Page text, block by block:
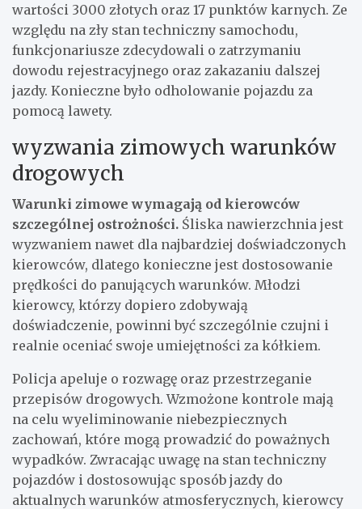
wartości 3000 złotych oraz 17 punktów karnych. Ze
względu na zły stan techniczny samochodu,
funkcjonariusze zdecydowali o zatrzymaniu
dowodu rejestracyjnego oraz zakazaniu dalszej
jazdy. Konieczne było odholowanie pojazdu za
pomocą lawety.
wyzwania zimowych warunków
drogowych
Warunki zimowe wymagają od kierowców
szczególnej ostrożności. Śliska nawierzchnia jest
wyzwaniem nawet dla najbardziej doświadczonych
kierowców, dlatego konieczne jest dostosowanie
prędkości do panujących warunków. Młodzi
kierowcy, którzy dopiero zdobywają
doświadczenie, powinni być szczególnie czujni i
realnie oceniać swoje umiejętności za kółkiem.
Policja apeluje o rozwagę oraz przestrzeganie
przepisów drogowych. Wzmożone kontrole mają
na celu wyeliminowanie niebezpiecznych
zachowań, które mogą prowadzić do poważnych
wypadków. Zwracając uwagę na stan techniczny
pojazdów i dostosowując sposób jazdy do
aktualnych warunków atmosferycznych, kierowcy